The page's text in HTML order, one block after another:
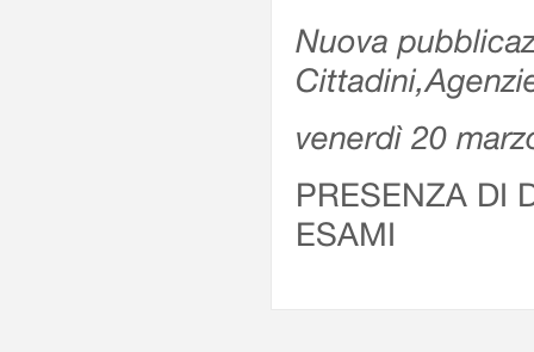
Nuova
venerdì 20
PRESENZA DI
ESAMI